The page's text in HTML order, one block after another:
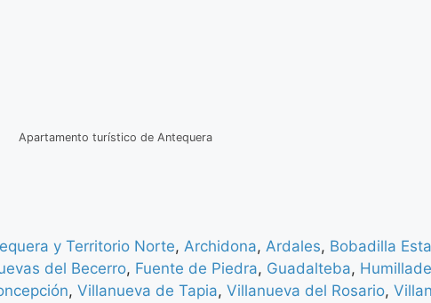
Apartamento turístico de Antequera
y Territorio Norte, Archidona, Ardales, Bobadilla
del Becerro, Fuente de Piedra, Guadalteba,
, Villanueva de Tapia, Villanueva del Rosario,